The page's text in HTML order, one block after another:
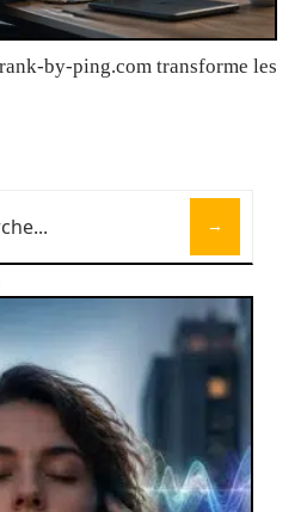
by-ping.com transforme les